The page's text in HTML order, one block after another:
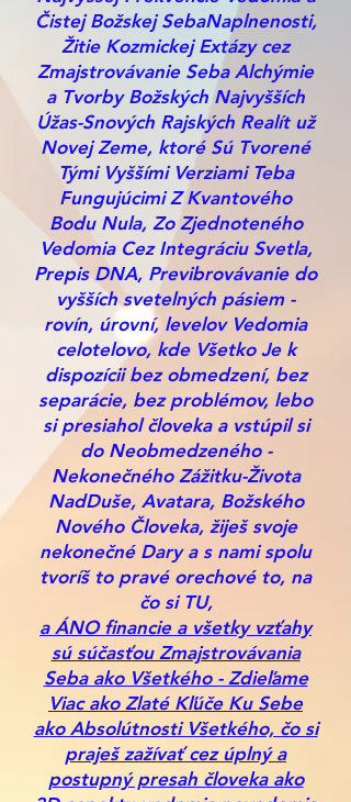
Čistej Božskej SebaNaplnenosti,
Žitie Kozmickej Extázy cez
Zmajstrovávanie Seba Alchýmie
a Tvorby Božských Najvyšších
Úžas-Snových Rajských Realít už
Novej Zeme, ktoré Sú Tvorené
Tými Vyššími Verziami Teba
Fungujúcimi Z Kvantového
Bodu Nula, Zo Zjednoteného
Vedomia Cez Integráciu Svetla,
Prepis DNA, Previbrovávanie do
vyšších svetelných pásiem -
rovín, úrovní, levelov Vedomia
celotelovo, kde Všetko Je k
dispozícii bez obmedzení, bez
separácie, bez problémov, lebo
si presiahol človeka a vstúpil si
do Neobmedzeného -
Nekonečného Zážitku-Života
NadDuše, Avatara, Božského
Nového Človeka, žiješ svoje
nekonečné Dary a s nami spolu
tvoríš to pravé orechové to, na
čo si TU,
a ÁNO financie a všetky vzťahy
sú súčasťou Zmajstrovávania
Seba ako Všetkého - Zdieľame
Viac ako Zlaté Kľúče Ku Sebe
ako Absolútnosti Všetkého, čo si
praješ zažívať cez úplný a
postupný presah človeka ako